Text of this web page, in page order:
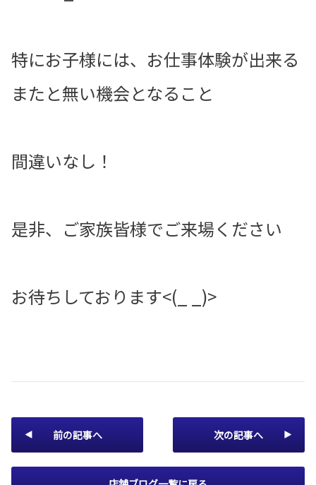
特にお子様には、お仕事体験が出来る
またと無い機会となること
間違いなし！
是非、ご家族皆様でご来場ください
お待ちしております<(_ _)>
前の記事へ 次の記事へ